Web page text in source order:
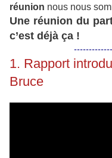
réunion nous nous
Une réunion du
c’est déjà ça !
1. Rapport
Bruce